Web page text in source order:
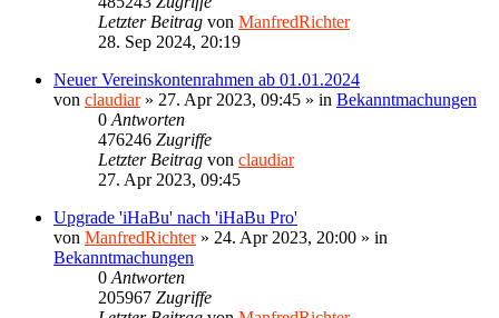
Letzter Beitrag von ManfredRichter
28. Sep 2024, 20:19
Neuer Vereinskontenrahmen ab 01.01.2024
von claudiar» 27. Apr 2023, 09:45 » in Bekanntmachungen
0 Antworten
476246 Zugriffe
Letzter Beitrag von claudiar
27. Apr 2023, 09:45
Upgrade 'iHaBu' nach 'iHaBu Pro'
von ManfredRichter» 24. Apr 2023, 20:00 » in
Bekanntmachungen
0 Antworten
205967 Zugriffe